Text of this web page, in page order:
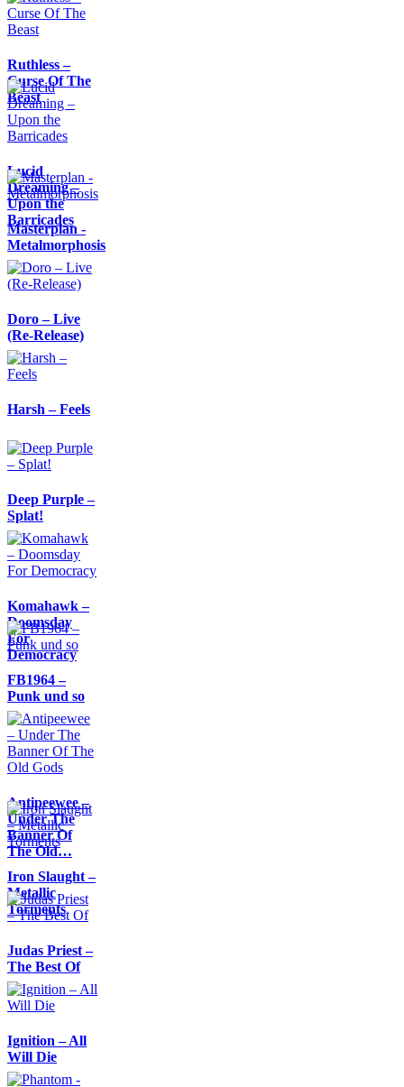
Ruthless –
Curse Of The
Beast
Lucid
Dreaming –
Upon the
Barricades
Masterplan -
Metalmorphosis
Doro – Live
(Re-Release)
Harsh – Feels
Deep Purple –
Splat!
Komahawk –
Doomsday
For
Democracy
FB1964 –
Punk und so
Antipeewee –
Under The
Banner Of
The Old…
Iron Slaught –
Metallic
Torments
Judas Priest –
The Best Of
Ignition – All
Will Die